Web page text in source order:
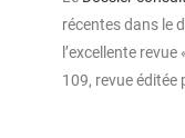
récentes dans le
l’excellente
109, revue éditée